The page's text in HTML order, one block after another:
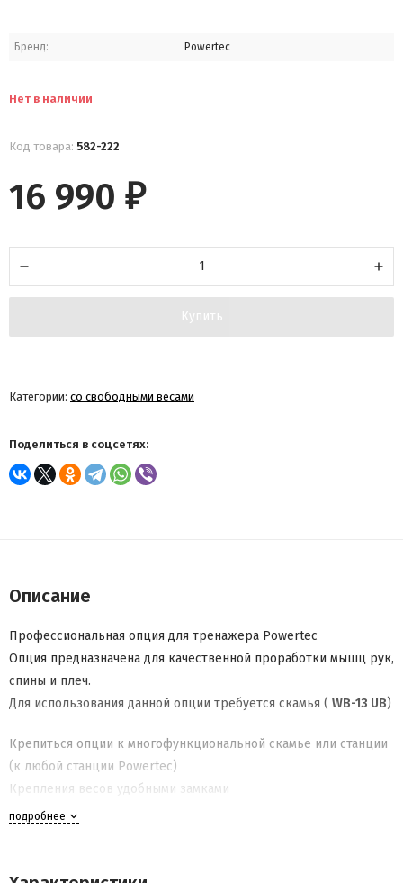
Бренд: Powertec
Нет в наличии
Код товара: 582-222
16 990 ₽
Купить
Категории: со свободными весами
Поделиться в соцсетях:
Описание
Профессиональная опция для тренажера Powertec
Опция предназначена для качественной проработки мышц рук,
спины и плеч.
Для использования данной опции требуется скамья ( WB-13 UB)
Крепиться опции к многофункциональной скамье или станции
(к любой станции Powertec)
Крепления весов удобными замками
Аксессуар универсальный подходит для всех станций и скамьи,
заменить для перехода на другую опцию.
подробнее